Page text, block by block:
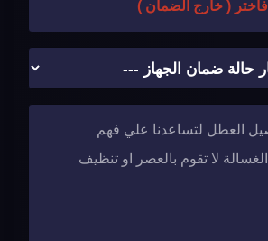
فاختر ( خارج الضمان )